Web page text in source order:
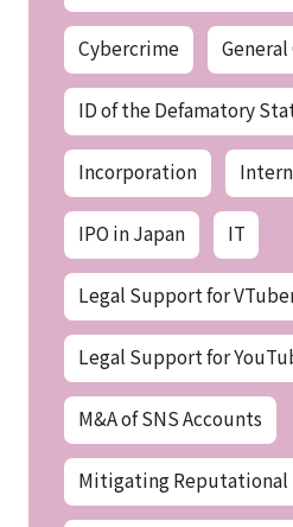
Cybercrime
ID of the Defamatory
Incorporation
IPO in Japan IT
Legal Support for
Legal Support for
M&A of SNS Accounts
Mitigating Reputational